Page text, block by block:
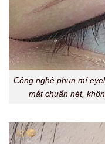
Công nghệ phun mí
mắt chuẩn nét,